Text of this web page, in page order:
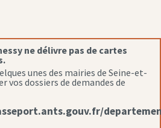
ne délivre pas de cartes
unes des mairies de Seine-et-
vos dossiers de demandes de